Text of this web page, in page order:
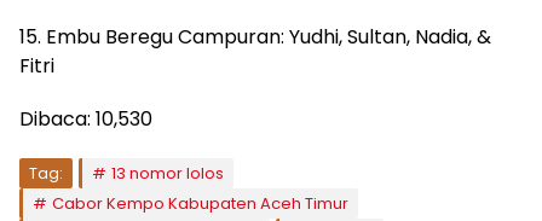
15. Embu Beregu Campuran: Yudhi, Sultan, Nadia, &
Fitri
Dibaca: 10,530
Tag:
13 nomor lolos
Cabor Kempo Kabupaten Aceh Timur